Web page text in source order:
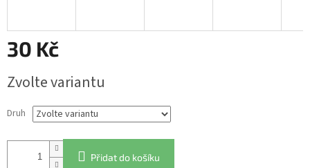
30 Kč
cena:
Zvolte variantu
Druh
Přidat do košíku